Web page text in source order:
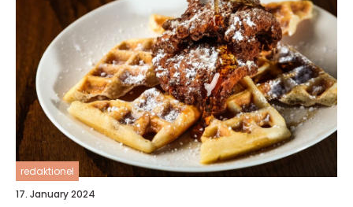
redaktionel
17. January 2024